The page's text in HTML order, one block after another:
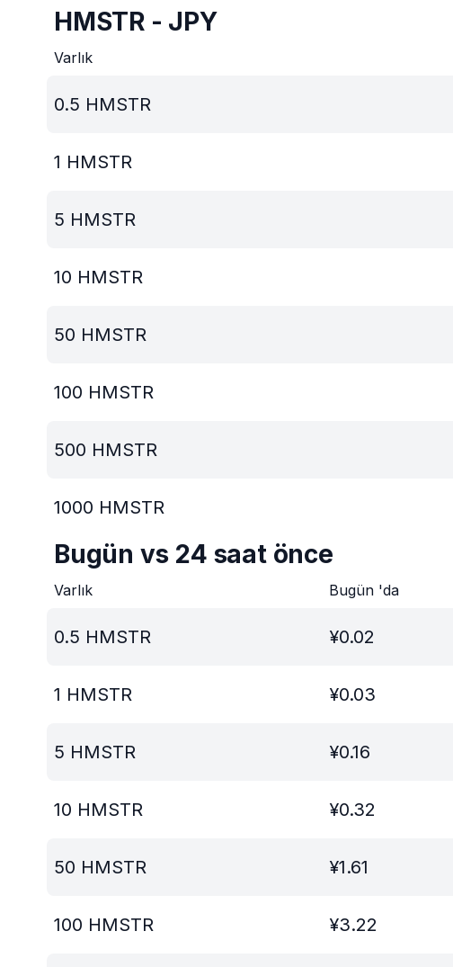
HMSTR - JPY
Varlık
0.5 HMSTR
1 HMSTR
5 HMSTR
10 HMSTR
50 HMSTR
100 HMSTR
500 HMSTR
1000 HMSTR
Bugün vs 24 saat önce
Varlık Bugün 'da
0.5 HMSTR ¥0.02
1 HMSTR ¥0.03
5 HMSTR ¥0.16
10 HMSTR ¥0.32
50 HMSTR ¥1.61
100 HMSTR ¥3.22